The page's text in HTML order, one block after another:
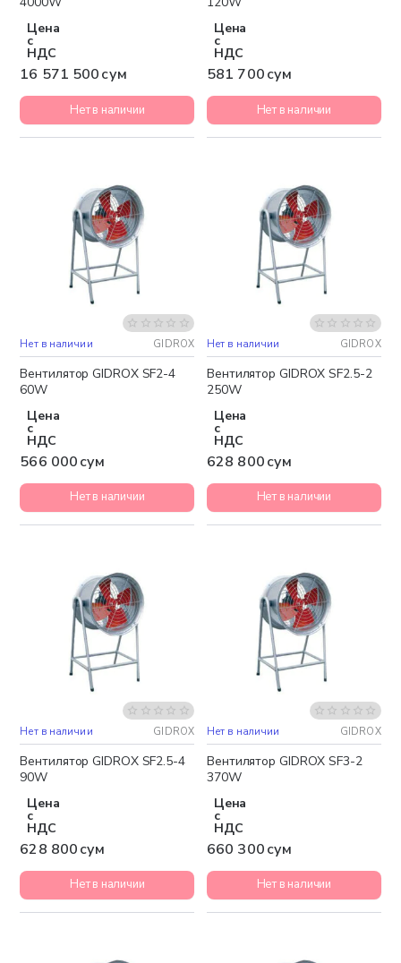
Цена
с
НДС
16 571 500 сум
Нет в наличии
Цена
с
НДС
581 700 сум
Нет в наличии
Нет в наличии GIDROX
Вентилятор GIDROX SF2-4
60W
Цена
с
НДС
566 000 сум
Нет в наличии
Нет в наличии GIDROX
Вентилятор GIDROX SF2.5-2
250W
Цена
с
НДС
628 800 сум
Нет в наличии
Нет в наличии GIDROX
Вентилятор GIDROX SF2.5-4
90W
Цена
с
НДС
628 800 сум
Нет в наличии
Нет в наличии GIDROX
Вентилятор GIDROX SF3-2
370W
Цена
с
НДС
660 300 сум
Нет в наличии